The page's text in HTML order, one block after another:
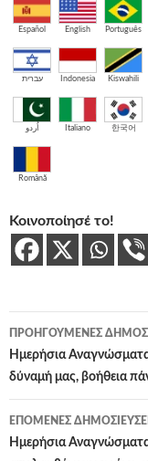
Español English Português
עברית Indonesia Kiswahili
اُردو Italiano 한국어
Română
Κοινοποίησέ το!
Πλοήγηση
άρθρων
ΠΡΟΗΓΟΎΜΕΝΕΣ
Ημερήσια
δύναμή μας, βοήθεια
ΕΠΌΜΕΝΕΣ
Ημερήσια